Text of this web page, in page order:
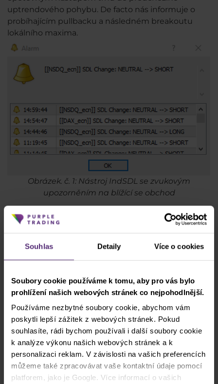
Souhlas Detaily Více o cookies
Soubory cookie používáme k tomu, aby pro vás bylo
prohlížení našich webových stránek co nejpohodlnější.
Používáme nezbytné soubory cookie, abychom vám
poskytli lepší zážitek z webových stránek. Pokud
souhlasíte, rádi bychom používali i další soubory cookie
k analýze výkonu našich webových stránek a k
personalizaci reklam. V závislosti na vašich preferencích
můžeme také zpracovávat vaše kontaktní údaje pomocí
platforem, jako je Google. Více informací o vašich
uptrendového pohybu. De facto nás informuje o
probíhajícím pullbacku a následném breakoutu
lokálního maxima.
Obrázek. č. 1: Nástroj IndSDL se zvukovým
upozorněním na blížící se obchod